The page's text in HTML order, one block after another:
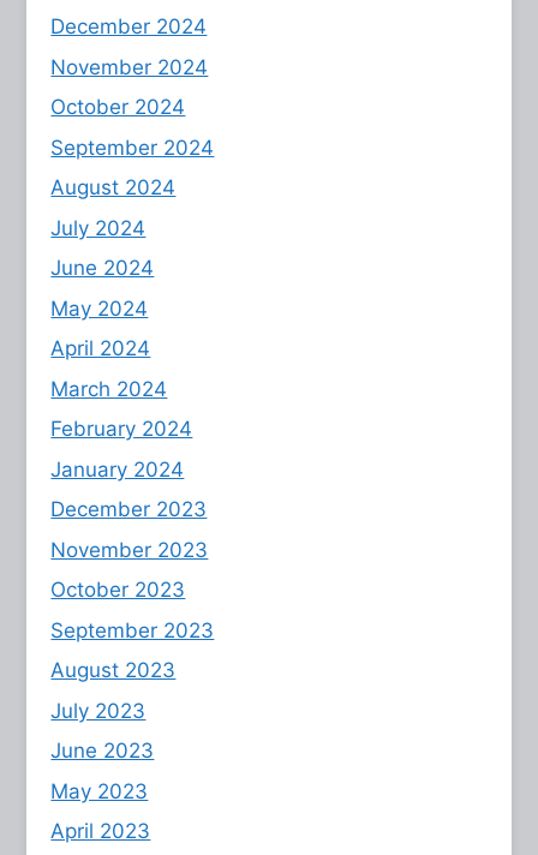
December 2024
November 2024
October 2024
September 2024
August 2024
July 2024
June 2024
May 2024
April 2024
March 2024
February 2024
January 2024
December 2023
November 2023
October 2023
September 2023
August 2023
July 2023
June 2023
May 2023
April 2023